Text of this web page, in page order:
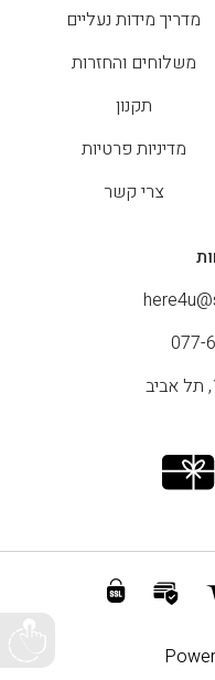
מדריך מידות נעליים
משלוחים והחזרות
תקנון
מדיניות פרטיות
צרי קשר